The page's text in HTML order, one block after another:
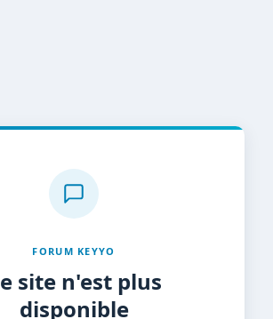
FORUM KEYYO
site n'est plus
disponible